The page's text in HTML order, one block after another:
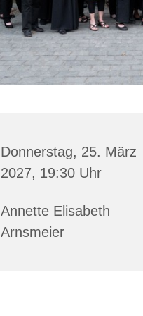
Donnerstag, 25. März
2027, 19:30 Uhr
Annette Elisabeth
Arnsmeier